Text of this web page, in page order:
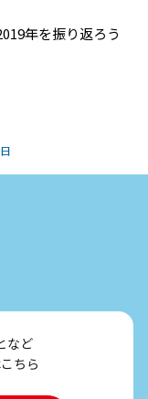
年を振り返ろう
など
ちら